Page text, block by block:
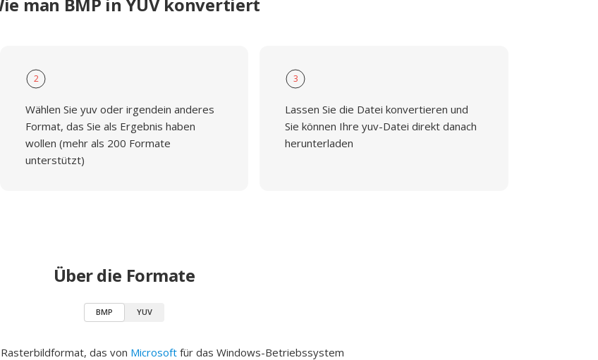
2
Wählen Sie yuv oder irgendein anderes
Format, das Sie als Ergebnis haben
wollen (mehr als 200 Formate
unterstützt)
3
Lassen Sie die Datei konvertieren und
Sie können Ihre yuv-Datei direkt danach
herunterladen
Über die Formate
BMP YUV
das von Microsoft für das Windows-Betriebssystem